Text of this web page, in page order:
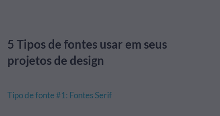
5 Tipos de fontes usar em seus
projetos de design
Tipo de fonte #1: Fontes Serif